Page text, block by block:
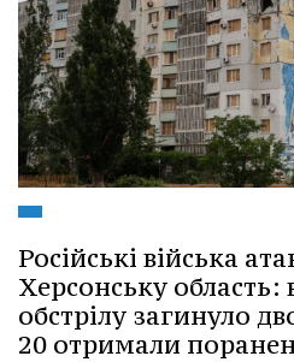
Російські війська
Херсонську область:
обстрілу загинуло
20 отримали